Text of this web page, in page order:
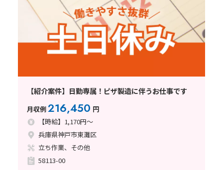
【紹介案件】日勤専属！ピザ製造に伴うお仕事です
月収例216,450 円
【時給】1,170円～
兵庫県神戸市東灘区
立ち作業、その他
58113-00